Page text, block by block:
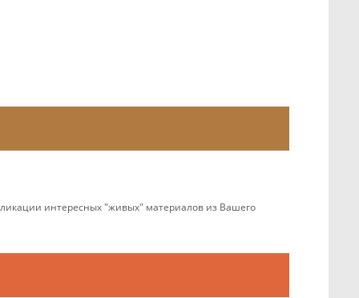
интересных "живых" материалов из Вашего